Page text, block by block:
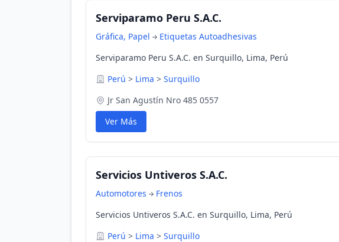
Serviparamo Peru S.A.C.
Gráfica, Papel
Etiquetas Autoadhesivas
Serviparamo Peru S.A.C. en Surquillo, Lima, Perú
Perú > Lima > Surquillo
Jr San Agustín Nro 485 0557
Ver Más
Servicios Untiveros S.A.C.
Automotores
Frenos
Servicios Untiveros S.A.C. en Surquillo, Lima, Perú
Perú > Lima > Surquillo